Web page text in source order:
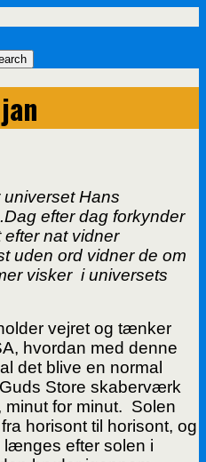
universet Hans
efter dag forkynder
efter nat vidner
uden ord vidner de om
visker i universets
vejret og tænker
hvordan med denne
det blive en normal
Store skaberværk
minut for minut. Solen
horisont til horisont, og
længes efter solen i